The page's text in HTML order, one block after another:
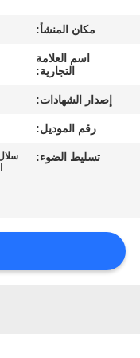
مراقبة
الجودة
اطلب
اقتباس
مكان المنشأ:
اسم العلامة
التجارية:
إصدار الشهادات:
رقم الموديل:
تسليط الضوء: